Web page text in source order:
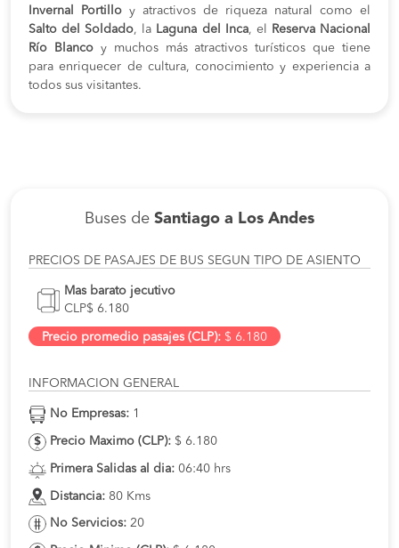
Invernal Portillo y atractivos de riqueza natural como el
Salto del Soldado, la Laguna del Inca, el
Reserva Nacional
Río Blancoy muchos más atractivos turísticos que tiene
para enriquecer de cultura, conocimiento y experiencia a
todos sus visitantes.
Buses de Santiago a Los Andes
PRECIOS DE PASAJES DE BUS SEGUN TIPO DE ASIENTO
Mas barato jecutivo
CLP$ 6.180
Precio promedio pasajes (CLP): $ 6.180
INFORMACION GENERAL
No Empresas: 1
Precio Maximo (CLP): $ 6.180
Primera Salidas al dia: 06:40 hrs
Distancia: 80 Kms
No Servicios: 20